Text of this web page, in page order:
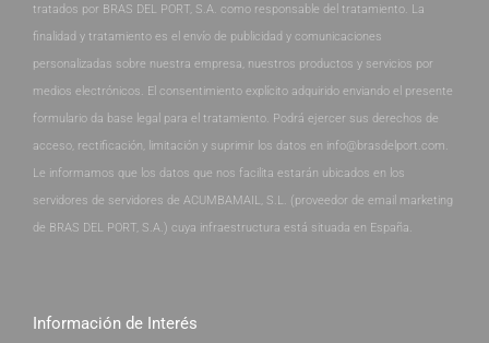
tratados por BRAS DEL PORT, S.A. como responsable del tratamiento. La
finalidad y tratamiento es el envío de publicidad y comunicaciones
personalizadas sobre nuestra empresa, nuestros productos y servicios por
medios electrónicos. El consentimiento explícito adquirido enviando el presente
formulario da base legal para el tratamiento. Podrá ejercer sus derechos de
acceso, rectificación, limitación y suprimir los datos en info@brasdelport.com.
Le informamos que los datos que nos facilita estarán ubicados en los
servidores de servidores de ACUMBAMAIL, S.L. (proveedor de email marketing
de BRAS DEL PORT, S.A.) cuya infraestructura está situada en España.
Información de Interés